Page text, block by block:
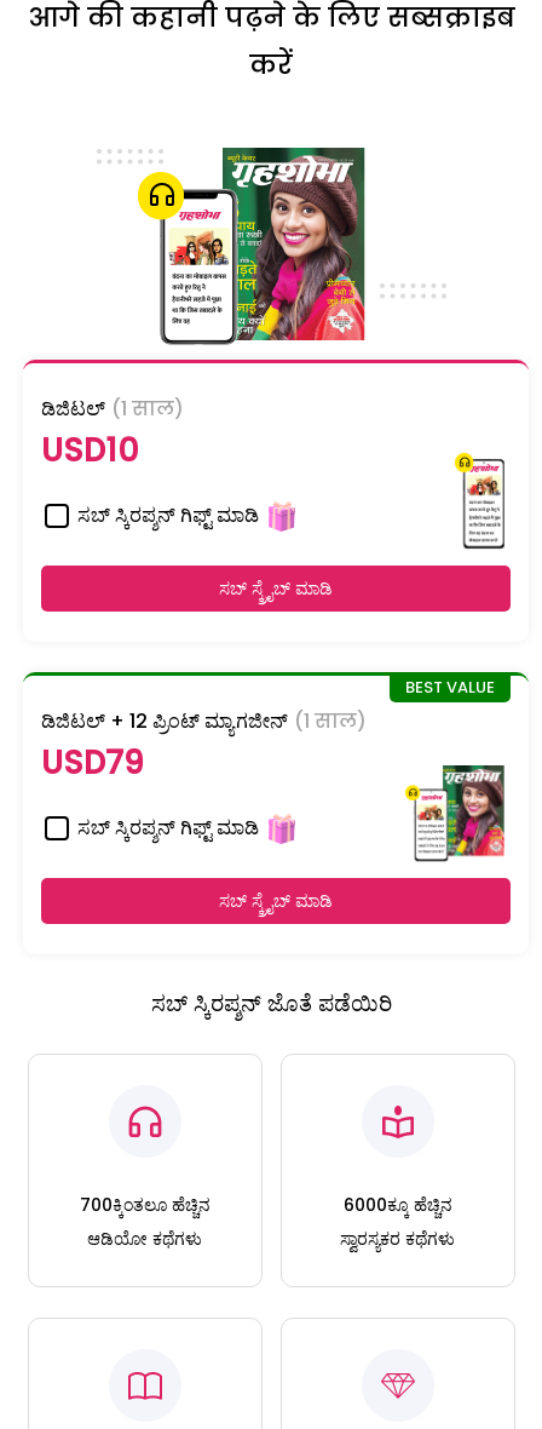
आगे की कहानी पढ़ने के लिए सब्सक्राइब
करें
ಡಿಜಿಟಲ್ (1 साल)
USD10
ಸಬ್ ಸ್ಕಿರಪ್ಶನ್ ಗಿಫ್ಟ್ ಮಾಡಿ
ಸಬ್ ಸ್ಕ್ರೈಬ್ ಮಾಡಿ
ಡಿಜಿಟಲ್ + 12 ಪ್ರಿಂಟ್ ಮ್ಯಾಗಜೀನ್ (1 साल)
USD79
ಸಬ್ ಸ್ಕಿರಪ್ಶನ್ ಗಿಫ್ಟ್ ಮಾಡಿ
ಸಬ್ ಸ್ಕ್ರೈಬ್ ಮಾಡಿ
ಸಬ್ ಸ್ಕಿರಪ್ಶನ್ ಜೊತೆ ಪಡೆಯಿರಿ
700ಕ್ಕಿಂತಲೂ ಹೆಚ್ಚಿನ
ಆಡಿಯೋ ಕಥೆಗಳು
6000ಕ್ಕೂ ಹೆಚ್ಚಿನ
ಸ್ವಾರಸ್ಯಕರ ಕಥೆಗಳು